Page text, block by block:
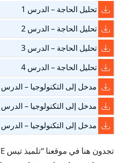
تحليل الحاجة – الدرس 1
تحليل الحاجة – الدرس 2
تحليل الحاجة – الدرس 3
تحليل الحاجة – الدرس 4
مدخل إلى التكنولوجيا – الدرس 1
مدخل إلى التكنولوجيا – الدرس
مدخل إلى التكنولوجيا – الدرس